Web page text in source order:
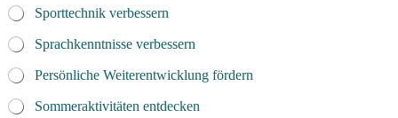
Sporttechnik verbessern
Sprachkenntnisse verbessern
Persönliche Weiterentwicklung fördern
Sommeraktivitäten entdecken